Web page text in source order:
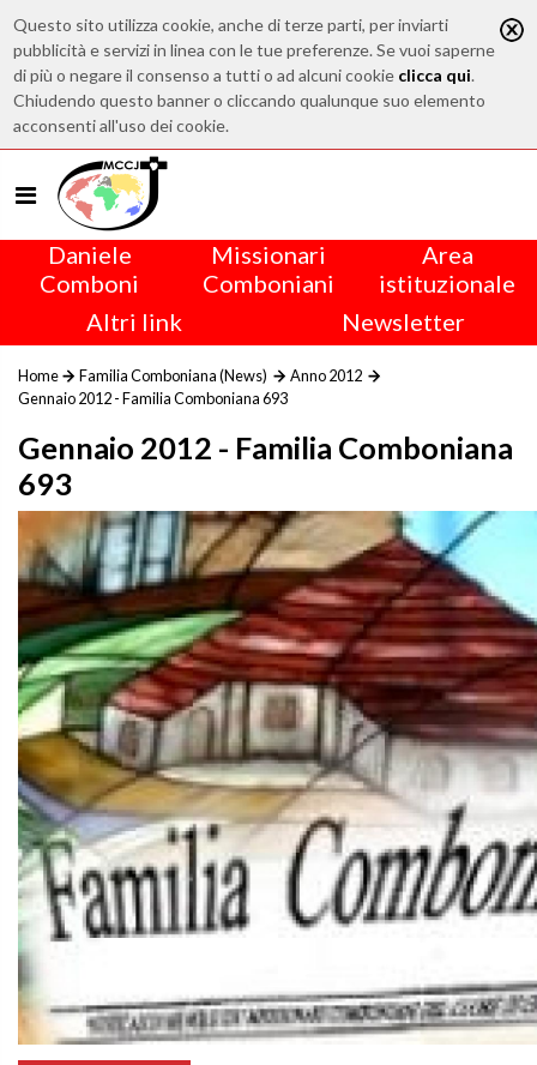
Questo sito utilizza cookie, anche di terze parti, per inviarti
pubblicità e servizi in linea con le tue preferenze. Se vuoi saperne
di più o negare il consenso a tutti o ad alcuni cookie clicca qui.
Chiudendo questo banner o cliccando qualunque suo elemento
acconsenti all'uso dei cookie.
Daniele
Comboni
Missionari
Comboniani
Area
istituzionale
Altri link
Newsletter
Home Familia Comboniana (News)
Anno 2012
Gennaio 2012 - Familia Comboniana 693
Gennaio 2012 - Familia Comboniana
693